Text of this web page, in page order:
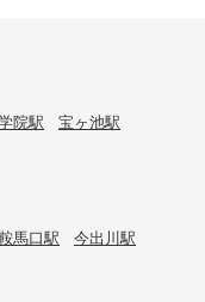
院駅
宝ヶ池駅
馬口駅
今出川駅